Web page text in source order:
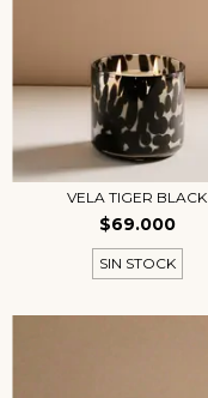
VELA TIGER BLACK
$69.000
SIN STOCK